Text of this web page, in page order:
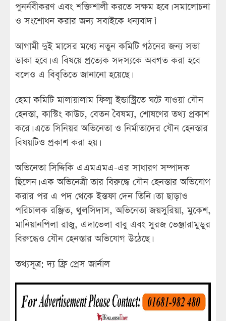
পুনর্নবীকরণ এবং শক্তিশালী করতে সক্ষম হবে। সমালোচনা
ও সংশোধন করার জন্য সবাইকে ধন্যবাদ।’
আগামী দুই মাসের মধ্যে নতুন কমিটি গঠনের জন্য সভা
ডাকা হবে। এ বিষয়ে প্রত্যেক সদস্যকে অবগত করা হবে
বলেও এ বিবৃতিতে জানানো হয়েছে।
হেমা কমিটি মালায়ালাম ফিল্ম ইন্ডাস্ট্রিতে ঘটে যাওয়া যৌন
হেনস্তা, কাস্টিং কাউচ, বেতন বৈষম্য, শোষণের তথ্য প্রকাশ
করে। এতে সিনিয়র অভিনেতা ও নির্মাতাদের যৌন হেনস্তার
বিষয়টিও প্রকাশ করা হয়।
অভিনেতা সিদ্দিকি এএমএমএ-এর সাধারণ সম্পাদক
ছিলেন। এক অভিনেত্রী তার বিরুদ্ধে যৌন হেনস্তার অভিযোগ
করার পর এ পদ থেকে ইস্তফা দেন তিনি। তা ছাড়াও
পরিচালক রঞ্জিত, থুলসিদাস, অভিনেতা জয়সুরিয়া, মুকেশ,
মানিয়ানপিলা রাজু, এদাভেলা বাবু এবং সুরজ ভেঞ্জারামুডুর
বিরুদ্ধেও যৌন হেনস্তার অভিযোগ উঠেছে।
তথ্যসূত্র: দ্য ফ্রি প্রেস জার্নাল